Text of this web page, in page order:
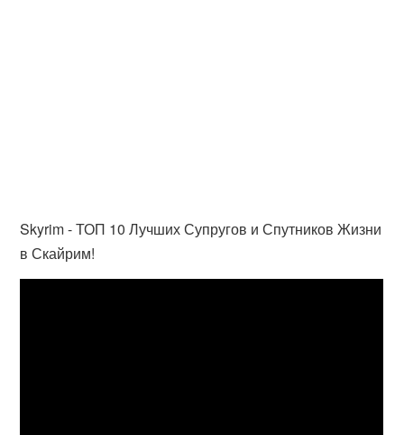
Skyrim - ТОП 10 Лучших Супругов и Спутников Жизни
в Скайрим!